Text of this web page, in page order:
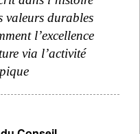
valeurs durables
l’excellence
via l’activité